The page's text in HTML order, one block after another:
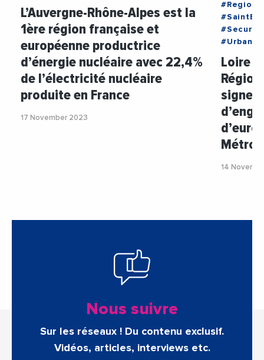
L’Auvergne-Rhône-Alpes est la
1ère région française et
européenne productrice
d’énergie nucléaire avec 22,4%
de l’électricité nucléaire
produite en France
17 November 2023
Loire :
signe
14
Nous suivre
Sur les réseaux ! Du contenu exclusif.
Vidéos, articles, interviews etc.